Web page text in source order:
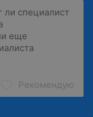
Рекомендую